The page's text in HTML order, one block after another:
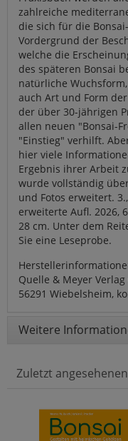
zahlreiche
die sich für die
Vordergrund der
welche die
des späteren Bonsai
natürliche
auch Art und Form
der über 30-jährigen
allen neuen "Bonsai-
"Einstieg" verhilft.
hier viele
Ergebnis ihrer Arbeit
wurde vollständig
und Fotos erweitert.
erweiterte Aufl. 2026,
28 cm. Unter dem
Sie eine Leseprobe.
Quelle & Meyer
56291 Wiebelsheim,
Weitere
Zuletzt